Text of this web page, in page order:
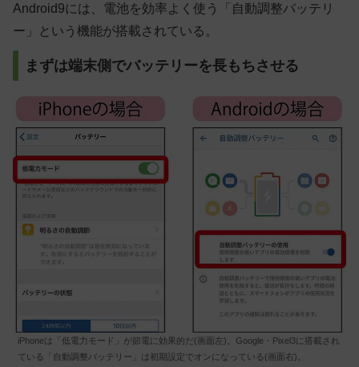
Android9には、電池を効率よく使う「自動調整バッテリ
ー」という機能が搭載されている。
まずは端末側でバッテリーを長もちさせる
iPhoneは「低電力モード」が節電に効果的だ(画面左)。Google・Pixel3に搭載され
ている「自動調整バッテリー」は初期設定でオンになっている(画面右)。